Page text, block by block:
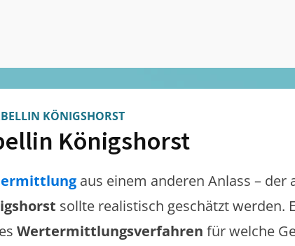
KÖNIGSHORST
Königshorst
aus einem anderen Anlass – der
sollte realistisch geschätzt werden.
Wertermittlungsverfahren für welche